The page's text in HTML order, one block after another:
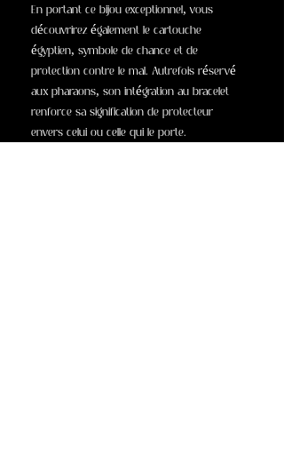
En portant ce bijou exceptionnel, vous
découvrirez également le cartouche
égyptien, symbole de chance et de
protection contre le mal. Autrefois réservé
aux pharaons, son intégration au bracelet
renforce sa signification de protecteur
envers celui ou celle qui le porte.